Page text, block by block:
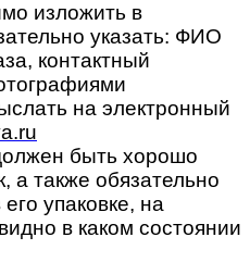
изложить в
указать: ФИО
контактный
на электронный
быть хорошо
а также обязательно
упаковке, на
в каком состоянии